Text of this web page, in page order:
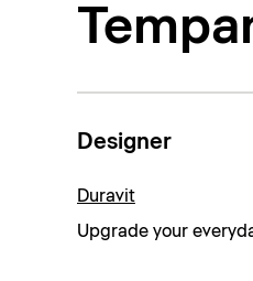
Designer
Duravit
Upgrade your